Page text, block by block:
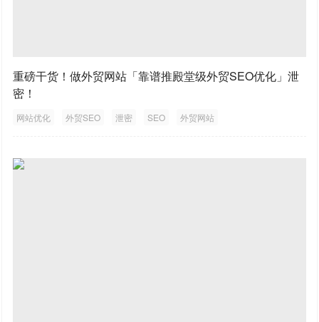
重磅干货！做外贸网站「靠谱推殿堂级外贸SEO优化」泄
密！
网站优化 外贸SEO 泄密 SEO 外贸网站